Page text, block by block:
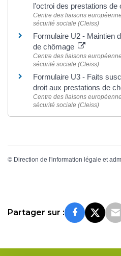
l'octroi des prestations de
Centre des liaisons
sécurité sociale (Cleiss)
Formulaire U2 - Maintien
de chômage
Centre des liaisons
sécurité sociale (Cleiss)
Formulaire U3 - Faits
droit aux prestations de
Centre des liaisons
sécurité sociale (Cleiss)
© Direction de l'information légale et
Partager sur :